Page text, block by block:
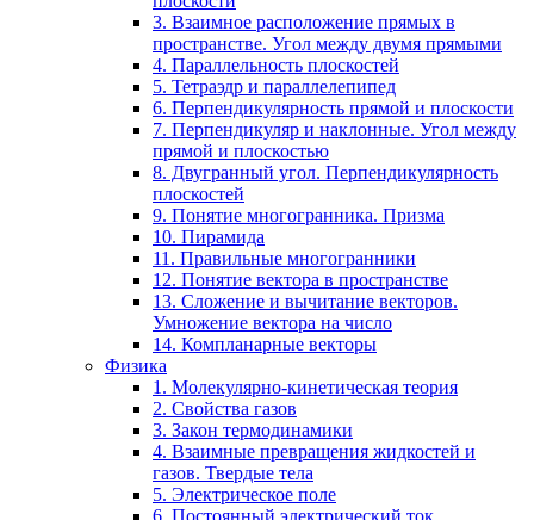
3. Взаимное расположение прямых в
пространстве. Угол между двумя прямыми
4. Параллельность плоскостей
5. Тетраэдр и параллелепипед
6. Перпендикулярность прямой и плоскости
7. Перпендикуляр и наклонные. Угол между
прямой и плоскостью
8. Двугранный угол. Перпендикулярность
плоскостей
9. Понятие многогранника. Призма
10. Пирамида
11. Правильные многогранники
12. Понятие вектора в пространстве
13. Сложение и вычитание векторов.
Умножение вектора на число
14. Компланарные векторы
Физика
1. Молекулярно-кинетическая теория
2. Свойства газов
3. Закон термодинамики
4. Взаимные превращения жидкостей и
газов. Твердые тела
5. Электрическое поле
6. Постоянный электрический ток